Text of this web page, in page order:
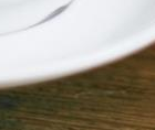
ماذا قال عن